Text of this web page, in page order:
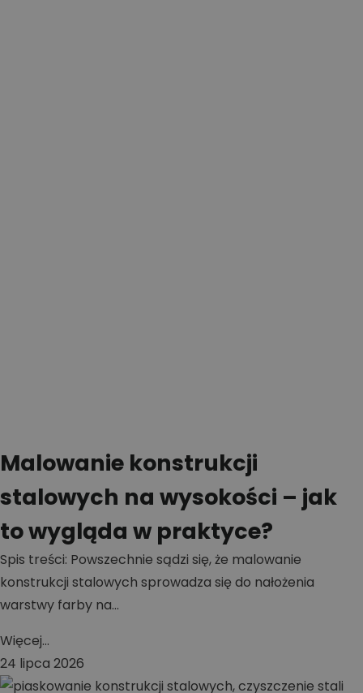
Malowanie konstrukcji
stalowych na wysokości – jak
to wygląda w praktyce?
Spis treści: Powszechnie sądzi się, że malowanie
konstrukcji stalowych sprowadza się do nałożenia
warstwy farby na...
Więcej...
24 lipca 2026